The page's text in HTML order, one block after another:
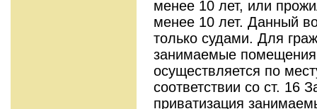
менее 10 лет, или
менее 10 лет. Данный
только судами. Для
занимаемые
осуществляется по
соответствии со ст. 16
приватизация